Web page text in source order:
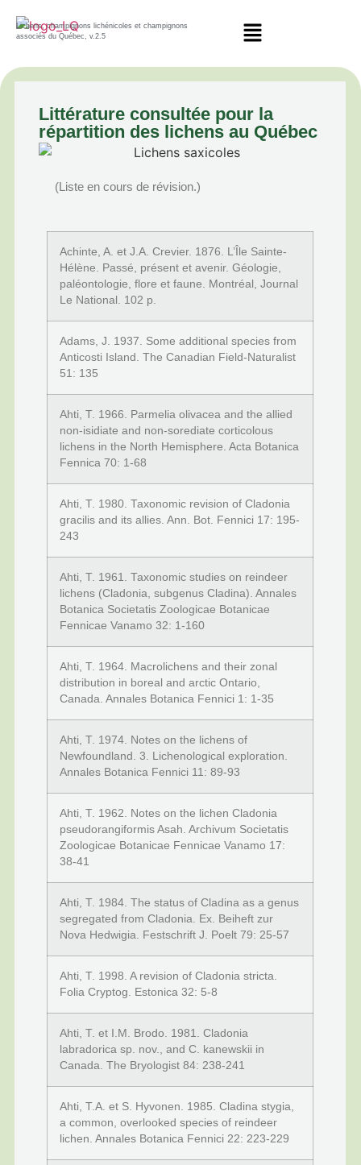
Lichens, champignons lichénicoles et champignons
associés du Québec, v.2.5
Littérature consultée pour la
répartition des lichens au Québec
(Liste en cours de révision.)
Achinte, A. et J.A. Crevier. 1876. L’Île Sainte-
Hélène. Passé, présent et avenir. Géologie,
paléontologie, flore et faune. Montréal, Journal
Le National. 102 p.
Adams, J. 1937. Some additional species from
Anticosti Island. The Canadian Field-Naturalist
51: 135
Ahti, T. 1966. Parmelia olivacea and the allied
non-isidiate and non-sorediate corticolous
lichens in the North Hemisphere. Acta Botanica
Fennica 70: 1-68
Ahti, T. 1980. Taxonomic revision of Cladonia
gracilis and its allies. Ann. Bot. Fennici 17: 195-
243
Ahti, T. 1961. Taxonomic studies on reindeer
lichens (Cladonia, subgenus Cladina). Annales
Botanica Societatis Zoologicae Botanicae
Fennicae Vanamo 32: 1-160
Ahti, T. 1964. Macrolichens and their zonal
distribution in boreal and arctic Ontario,
Canada. Annales Botanica Fennici 1: 1-35
Ahti, T. 1974. Notes on the lichens of
Newfoundland. 3. Lichenological exploration.
Annales Botanica Fennici 11: 89-93
Ahti, T. 1962. Notes on the lichen Cladonia
pseudorangiformis Asah. Archivum Societatis
Zoologicae Botanicae Fennicae Vanamo 17:
38-41
Ahti, T. 1984. The status of Cladina as a genus
segregated from Cladonia. Ex. Beiheft zur
Nova Hedwigia. Festschrift J. Poelt 79: 25-57
Ahti, T. 1998. A revision of Cladonia stricta.
Folia Cryptog. Estonica 32: 5-8
Ahti, T. et I.M. Brodo. 1981. Cladonia
labradorica sp. nov., and C. kanewskii in
Canada. The Bryologist 84: 238-241
Ahti, T.A. et S. Hyvonen. 1985. Cladina stygia,
a common, overlooked species of reindeer
lichen. Annales Botanica Fennici 22: 223-229